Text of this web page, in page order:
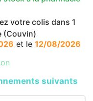
votre colis dans 1
(Couvin)
et le 12/08/2026
suivants